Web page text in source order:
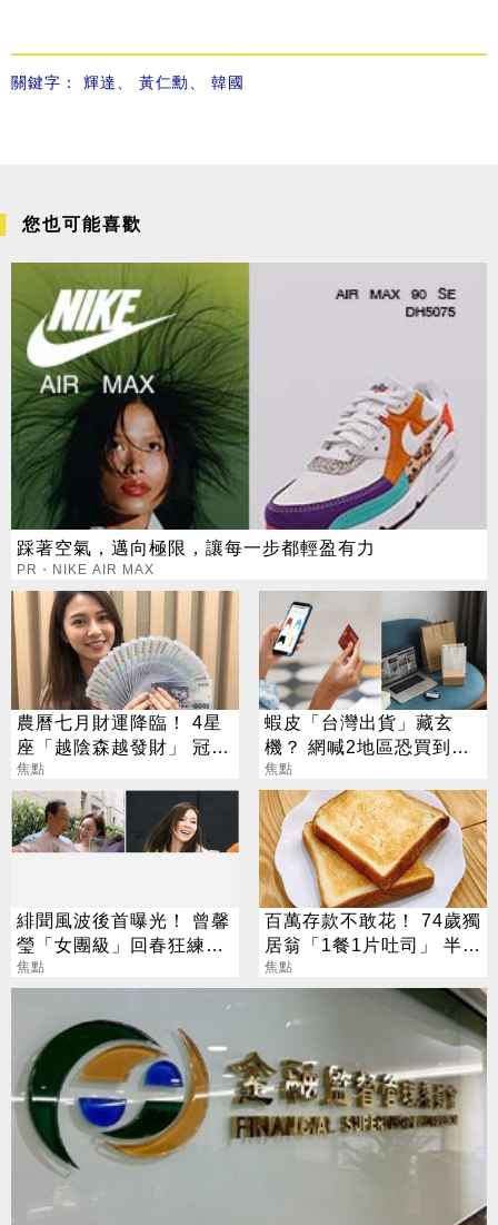
關鍵字： 輝達 黃仁勳 韓國
您也可能喜歡
踩著空氣，邁向極限，讓每一步都輕盈有力
PR・NIKE AIR MAX
農曆七月財運降臨！ 4星
座「越陰森越發財」 冠軍
賺到翻
焦點
蝦皮「台灣出貨」藏玄
機？ 網喊2地區恐買到假
貨 專家揭真相
焦點
緋聞風波後首曝光！ 曾馨
瑩「女團級」回春狂練舞
郭董獨自公園散步
焦點
百萬存款不敢花！ 74歲獨
居翁「1餐1片吐司」 半年
暴瘦嚇壞女兒
焦點